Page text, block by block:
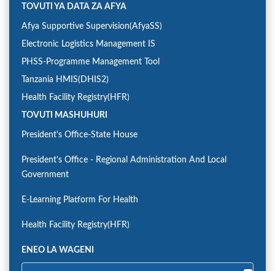
TOVUTI YA DATA ZA AFYA
Afya Supportive Supervision(AfyaSS)
Electronic Logistics Management IS
PHSS-Programme Management Tool
Tanzania HMIS(DHIS2)
Health Facility Registry(HFR)
TOVUTI MASHUHURI
President's Office-State House
President's Office - Regional Administration And Local
Government
E-Learning Platform For Health
Health Facility Registry(HFR)
ENEO LA WAGENI